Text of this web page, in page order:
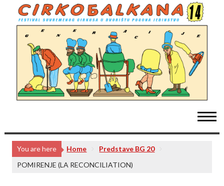
content
You are here Home
Predstave BG 20
POMIRENJE (LA RECONCILIATION)